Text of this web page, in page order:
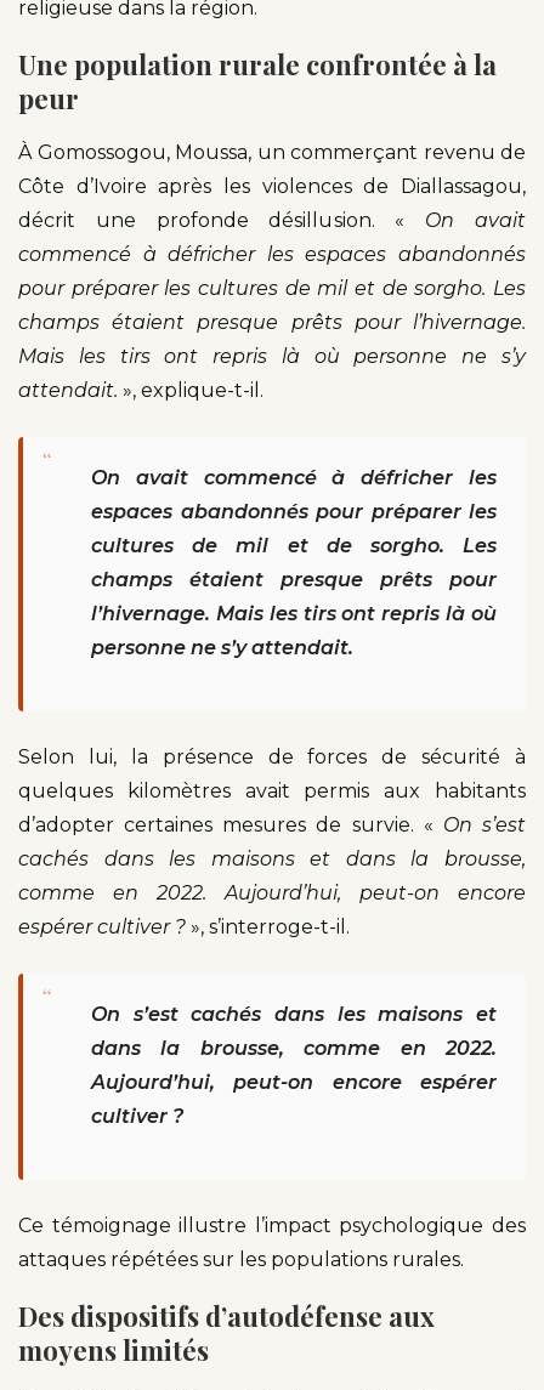
religieuse dans la région.
Une population rurale confrontée à la
peur
À Gomossogou, Moussa, un commerçant revenu de
Côte d’Ivoire après les violences de Diallassagou,
décrit une profonde désillusion. « On avait
commencé à défricher les espaces abandonnés
pour préparer les cultures de mil et de sorgho. Les
champs étaient presque prêts pour l’hivernage.
Mais les tirs ont repris là où personne ne s’y
attendait. », explique-t-il.
“
On avait commencé à défricher les
espaces abandonnés pour préparer les
cultures de mil et de sorgho. Les
champs étaient presque prêts pour
l’hivernage. Mais les tirs ont repris là où
personne ne s’y attendait.
Selon lui, la présence de forces de sécurité à
quelques kilomètres avait permis aux habitants
d’adopter certaines mesures de survie. « On s’est
cachés dans les maisons et dans la brousse,
comme en 2022. Aujourd’hui, peut-on encore
espérer cultiver ? », s’interroge-t-il.
“
On s’est cachés dans les maisons et
dans la brousse, comme en 2022.
Aujourd’hui, peut-on encore espérer
cultiver ?
Ce témoignage illustre l’impact psychologique des
attaques répétées sur les populations rurales.
Des dispositifs d’autodéfense aux
moyens limités